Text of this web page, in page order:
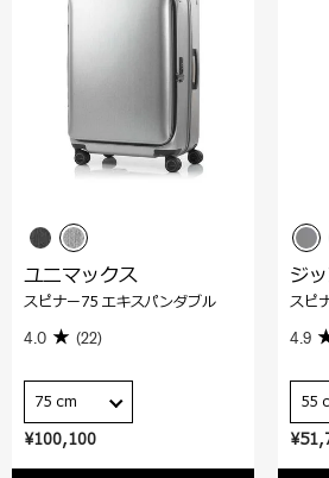
¥100,100
ユニマックス
スピナー75 エキスパンダブル
4.0 (22)
75 cm
ジ
スピ
4.9
55